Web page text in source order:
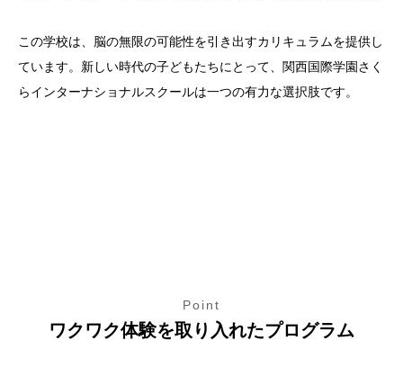
この学校は、脳の無限の可能性を引き出すカリキュラムを提供し
ています。新しい時代の子どもたちにとって、関西国際学園さく
らインターナショナルスクールは一つの有力な選択肢です。
Point
ワクワク体験を取り入れたプログラム